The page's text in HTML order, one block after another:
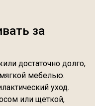
за
достаточно долго,
мебелью.
уход.
или щеткой,